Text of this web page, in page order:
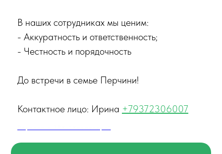
В наших сотрудниках мы ценим:
- Аккуратность и ответственность;
- Честность и порядочность
До встречи в семье Перчини!
Контактное лицо: Ирина +79372306007